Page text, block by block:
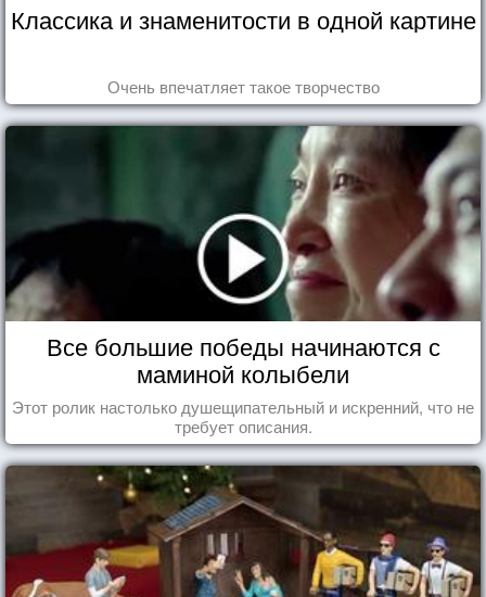
Классика и знаменитости в одной картине
Очень впечатляет такое творчество
Все большие победы начинаются с
маминой колыбели
Этот ролик настолько душещипательный и искренний, что не
требует описания.